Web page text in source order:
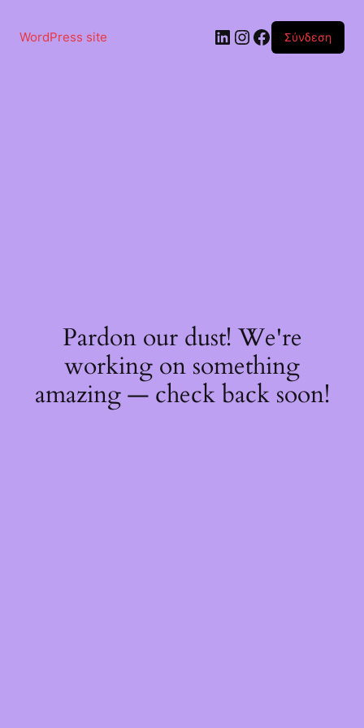
περιεχόμενο
WordPress site Linkedin
Instagram
Facebook
Σύνδεση
Pardon our dust! We're
working on something
amazing — check back soon!